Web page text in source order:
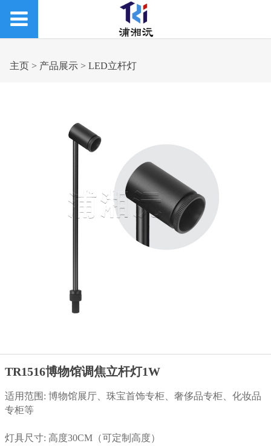
主页> 产品展示> LED立杆灯
TR1516博物馆调焦立杆灯1W
适用范围: 博物馆展厅、珠宝首饰专柜、奢侈品专柜、化妆品
专柜等
灯具尺寸: 高度30CM（可定制高度）